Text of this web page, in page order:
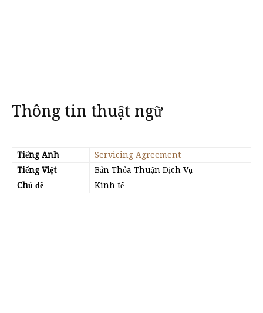
Thông tin thuật ngữ
Tiếng Anh
Servicing Agreement
Tiếng Việt
Bản Thỏa Thuận Dịch Vụ
Chủ đề
Kinh tế